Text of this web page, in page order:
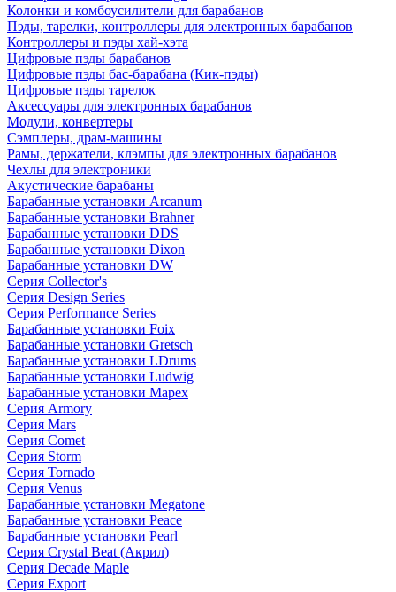
Колонки и комбоусилители для барабанов
Пэды, тарелки, контроллеры для электронных барабанов
Контроллеры и пэды хай-хэта
Цифровые пэды барабанов
Цифровые пэды бас-барабана (Кик-пэды)
Цифровые пэды тарелок
Аксессуары для электронных барабанов
Модули, конвертеры
Сэмплеры, драм-машины
Рамы, держатели, клэмпы для электронных барабанов
Чехлы для электроники
Акустические барабаны
Барабанные установки Arcanum
Барабанные установки Brahner
Барабанные установки DDS
Барабанные установки Dixon
Барабанные установки DW
Серия Collector's
Серия Design Series
Серия Performance Series
Барабанные установки Foix
Барабанные установки Gretsch
Барабанные установки LDrums
Барабанные установки Ludwig
Барабанные установки Mapex
Серия Armory
Серия Mars
Серия Comet
Серия Storm
Серия Tornado
Серия Venus
Барабанные установки Megatone
Барабанные установки Peace
Барабанные установки Pearl
Серия Crystal Beat (Акрил)
Серия Decade Maple
Серия Export